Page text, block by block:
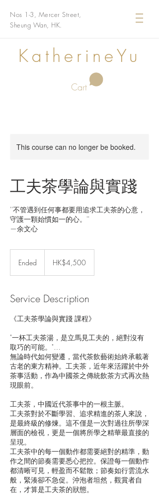
Nos 1-3, Mercer Street,
Sheung Wan, HK.
KatherineYu
Cart
This course can no longer be booked.
工夫茶學論與實踐
''不管遇到任何事都要用追求工夫茶的心意，
守護一顆始慣如一的心。''
—余文心
Ended
d
KongHK$4,500
Service Description
《工夫茶學論與實踐 課程》
"一杯工夫茶湯，是立馬見工夫的，絕對沒有
取巧的可能。"…
無論時代如何變遷，當代茶飲藝術始終承載著
古老的東方精神。工夫茶，近年來活躍於中外
茶事活動，作為中國茶之傳統飲茶方式再次熱
現眼前。
工夫茶，中國近代茶事中的一根主脈。
工夫茶對於不斷學習、追求精進的茶人來說，
是最終級的修煉。這不僅是一次對過往所學深
層面的檢視，更是一個將所學之精華最直接的
呈現。
工夫茶中的每一個動作都需要絕對的精準，動
作之間的節奏需要悉心把控。保證每一個動作
都清晰可見，輕盈而不鬆散；節奏如行雲流水
般，緊湊卻不急促。沖泡者坦然，觀賞者自
在，才算是工夫茶的狀態。